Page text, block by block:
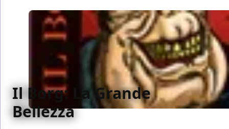
Il Borg: La Grande
Bellezza